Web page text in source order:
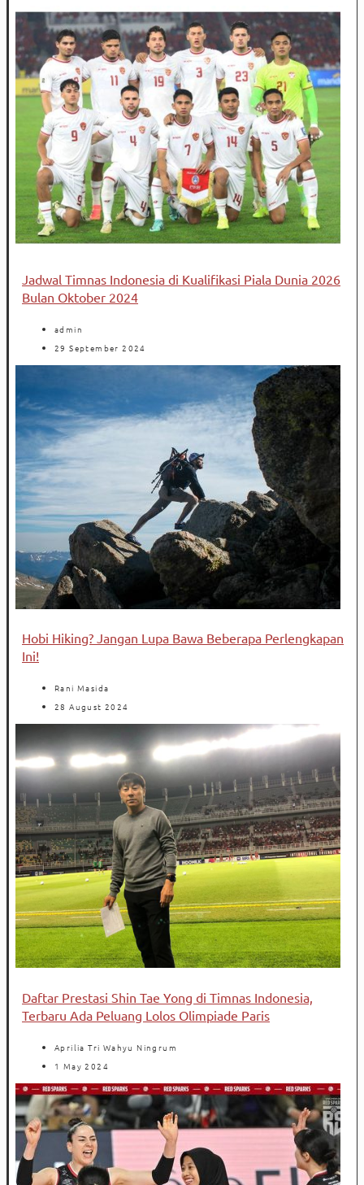
Jadwal Timnas Indonesia di Kualifikasi Piala Dunia 2026
Bulan Oktober 2024
admin
29 September 2024
Hobi Hiking? Jangan Lupa Bawa Beberapa Perlengkapan
Ini!
Rani Masida
28 August 2024
Daftar Prestasi Shin Tae Yong di Timnas Indonesia,
Terbaru Ada Peluang Lolos Olimpiade Paris
Aprilia Tri Wahyu Ningrum
1 May 2024